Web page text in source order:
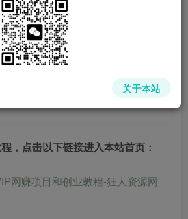
，点击以下链接进入本站首页 ：
网赚项目和创业教程-狂人资源网
关于本站